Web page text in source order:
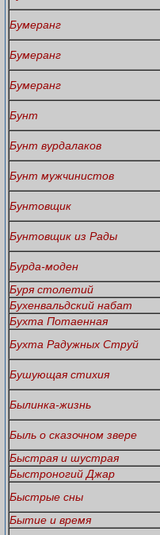
Бумеранг
Бумеранг
Бумеранг
Бунт
Бунт вурдалаков
Бунт мужчинистов
Бунтовщик
Бунтовщик из Рады
Бурда-моден
Буря столетий
Бухенвальдский набат
Бухта Потаенная
Бухта Радужных Струй
Бушующая стихия
Былинка-жизнь
Быль о сказочном звере
Быстрая и шустрая
Быстроногий Джар
Быстрые сны
Бытие и время